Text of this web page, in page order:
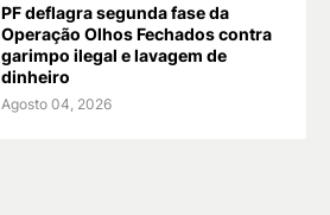
PF deflagra segunda fase da
Operação Olhos Fechados contra
garimpo ilegal e lavagem de
dinheiro
Agosto 04, 2026